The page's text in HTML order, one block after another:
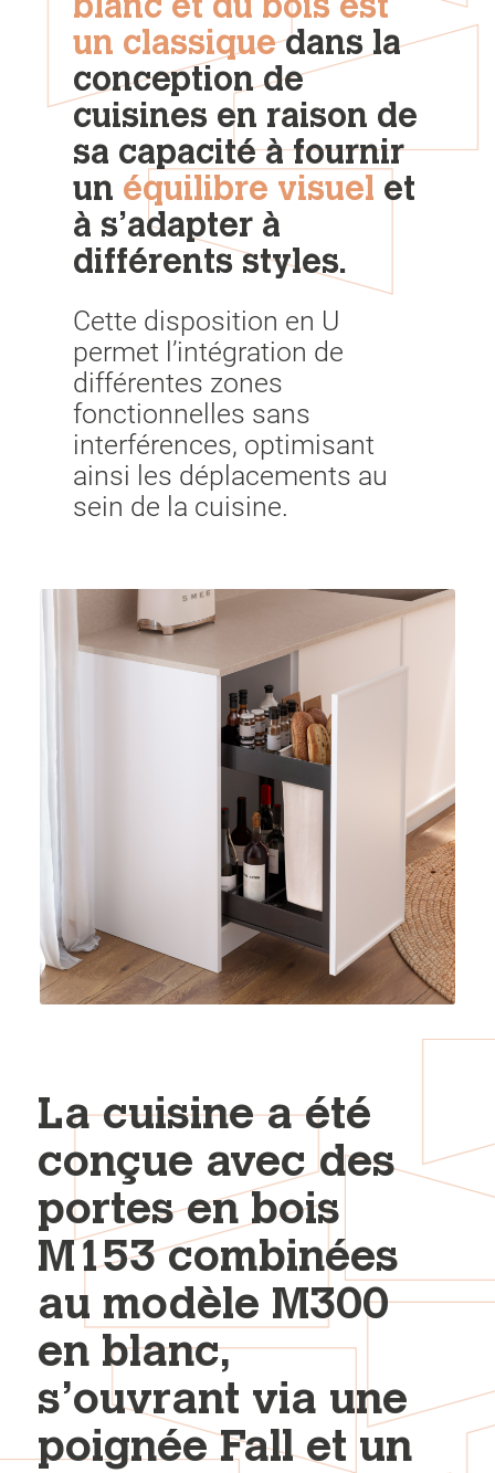
blanc et du bois est
un classiquedans la
conception de
cuisines en raison de
sa capacité à fournir
un équilibre visuel et
à s’adapter à
différents styles.
Cette disposition en U
permet l’intégration de
différentes zones
fonctionnelles sans
interférences, optimisant
ainsi les déplacements au
sein de la cuisine.
La cuisine a été
conçue avec des
portes en bois
M153 combinées
au modèle M300
en blanc,
s’ouvrant via une
poignée Fall et un